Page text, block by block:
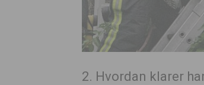
2. Hvordan klarer